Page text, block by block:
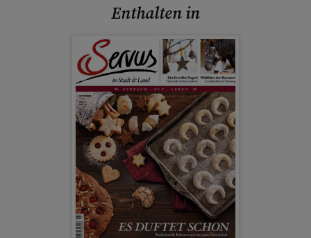
Enthalten in